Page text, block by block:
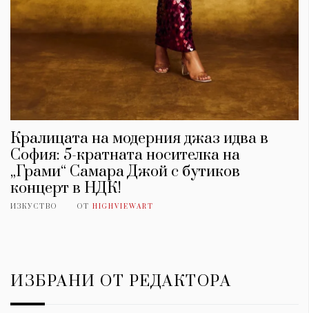
Кралицата на модерния джаз идва в
София: 5-кратната носителка на
„Грами“ Самара Джой с бутиков
концерт в НДК!
ИЗКУСТВО ОТ HIGHVIEWART
ИЗБРАНИ ОТ РЕДАКТОРА